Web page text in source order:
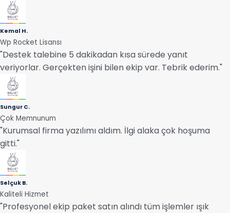
Kemal H.
Wp Rocket Lisansı
"Destek talebine 5 dakikadan kısa sürede yanıt
veriyorlar. Gerçekten işini bilen ekip var. Tebrik ederim."
Sungur C.
Çok Memnunum
"Kurumsal firma yazılımı aldım. İlgi alaka çok hoşuma
gitti."
Selçuk B.
Kaliteli Hizmet
"Profesyonel ekip paket satın alındı tüm işlemler ışık